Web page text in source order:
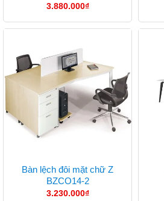
3.880.000₫
Bàn lệch đôi mặt chữ Z
BZCO14-2
3.230.000₫